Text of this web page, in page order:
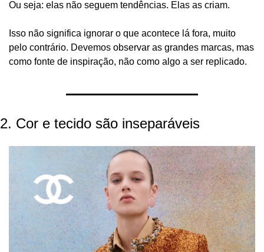
Ou seja: elas não seguem tendências. Elas as criam.
Isso não significa ignorar o que acontece lá fora, muito
pelo contrário. Devemos observar as grandes marcas, mas
como fonte de inspiração, não como algo a ser replicado.
2. Cor e tecido são inseparáveis